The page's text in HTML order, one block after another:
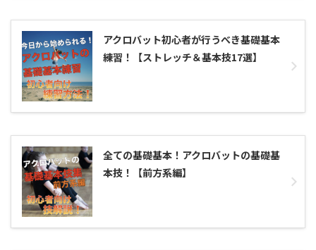
アクロバット初心者が行うべき基礎基本
練習！【ストレッチ＆基本技17選】
全ての基礎基本！アクロバットの基礎基
本技！【前方系編】